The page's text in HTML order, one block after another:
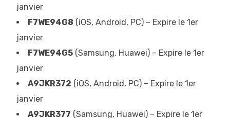
janvier
F7WE94G8 (iOS, Android, PC) – Expire le 1er
janvier
F7WE94G5 (Samsung, Huawei) – Expire le 1er
janvier
A9JKR372 (iOS, Android, PC) – Expire le 1er
janvier
A9JKR377 (Samsung, Huawei) – Expire le 1er